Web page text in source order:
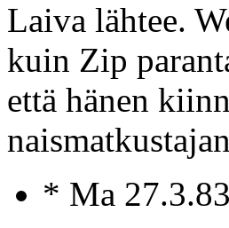
Laiva lähtee.
kuin Zip
että hänen
* Ma